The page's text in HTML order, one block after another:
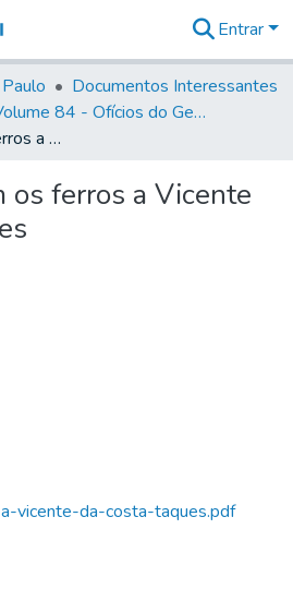
&
Coleções
Tudo na
Biblioteca
Estatísticas
Entrar
Documentos Interessantes
Volume 84 - Ofícios do General Martins Lopes de Saldanha (Governador da Capitania): 1782- 1786
Para se tirarem os ferros a Vicente da Costa Taques
os ferros a Vicente
vicente-da-costa-taques.pdf